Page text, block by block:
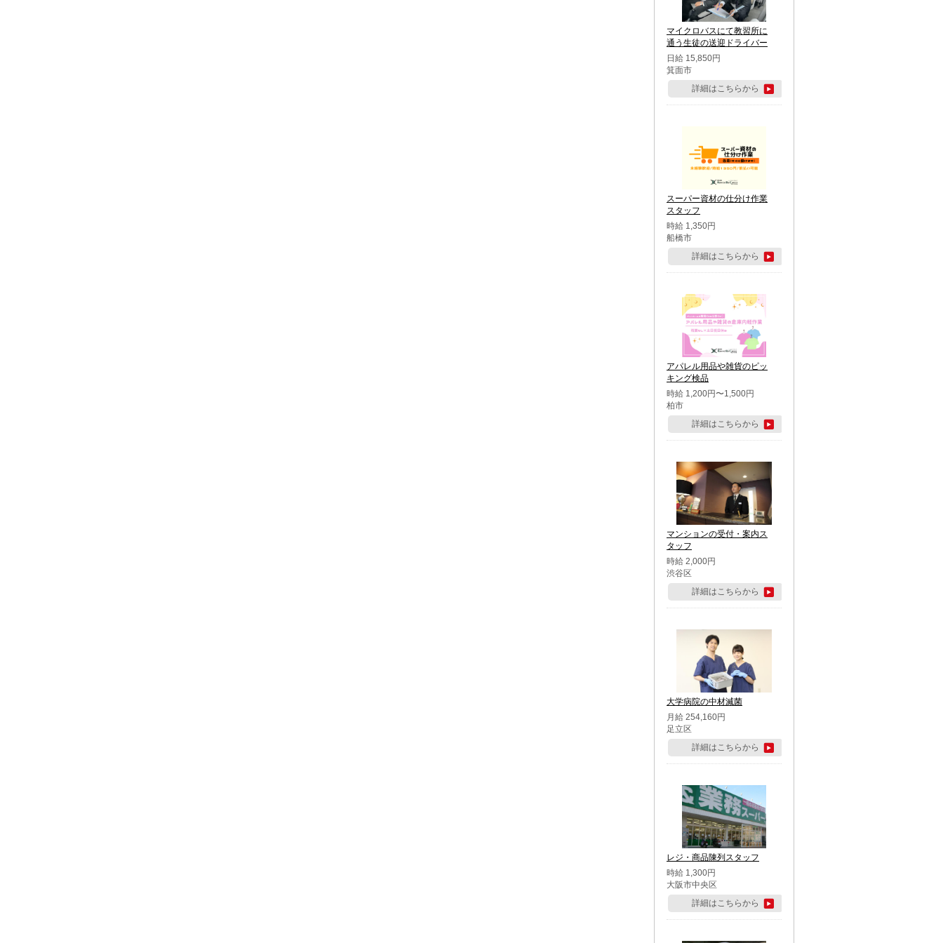
マイクロバスにて教習所に
通う生徒の送迎ドライバー
日給 15,850円
箕面市
詳細はこちらから
スーパー資材の仕分け作業
スタッフ
時給 1,350円
船橋市
詳細はこちらから
アパレル用品や雑貨のピッ
キング検品
時給 1,200円〜1,500円
柏市
詳細はこちらから
マンションの受付・案内ス
タッフ
時給 2,000円
渋谷区
詳細はこちらから
大学病院の中材滅菌
月給 254,160円
足立区
詳細はこちらから
レジ・商品陳列スタッフ
時給 1,300円
大阪市中央区
詳細はこちらから